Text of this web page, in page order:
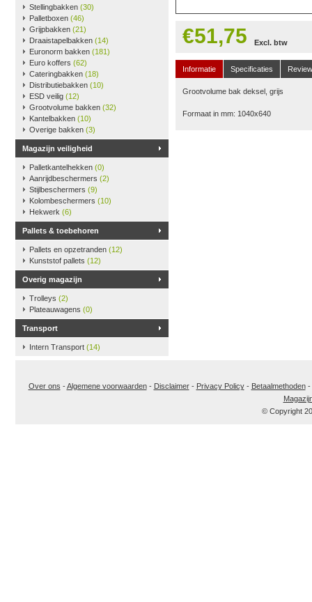
Stellingbakken (30)
Palletboxen (46)
Grijpbakken (21)
Draaistapelbakken (14)
Euronorm bakken (181)
Euro koffers (62)
Cateringbakken (18)
Distributiebakken (10)
ESD veilig (12)
Grootvolume bakken (32)
Kantelbakken (10)
Overige bakken (3)
Magazijn veiligheid
Palletkantelhekken (0)
Aanrijdbeschermers (2)
Stijlbeschermers (9)
Kolombeschermers (10)
Hekwerk (6)
Pallets & toebehoren
Pallets en opzetranden (12)
Kunststof pallets (12)
Overig magazijn
Trolleys (2)
Plateauwagens (0)
Transport
Intern Transport (14)
€51,75 Excl. btw
Informatie Specificaties
Grootvolume bak deksel, grijs
Formaat in mm: 1040x640
Over ons -Algemene voorwaarden- Disclaimer- Privacy Policy- Betaalmethoden-
© Copyright